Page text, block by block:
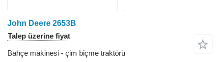
John Deere 2653B
Talep üzerine fiyat
Bahçe makinesi - çim biçme traktörü